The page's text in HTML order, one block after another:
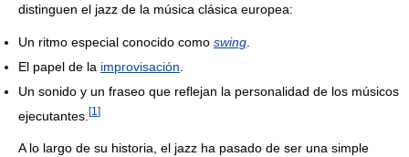
distinguen el jazz de la música clásica europea:
Un ritmo especial conocido como swing
El papel de la improvisación
Un sonido y un fraseo que reflejan la personalidad de los músicos
ejecutantes. [1 ]
A lo largo de su historia, el jazz ha pasado de ser una simple